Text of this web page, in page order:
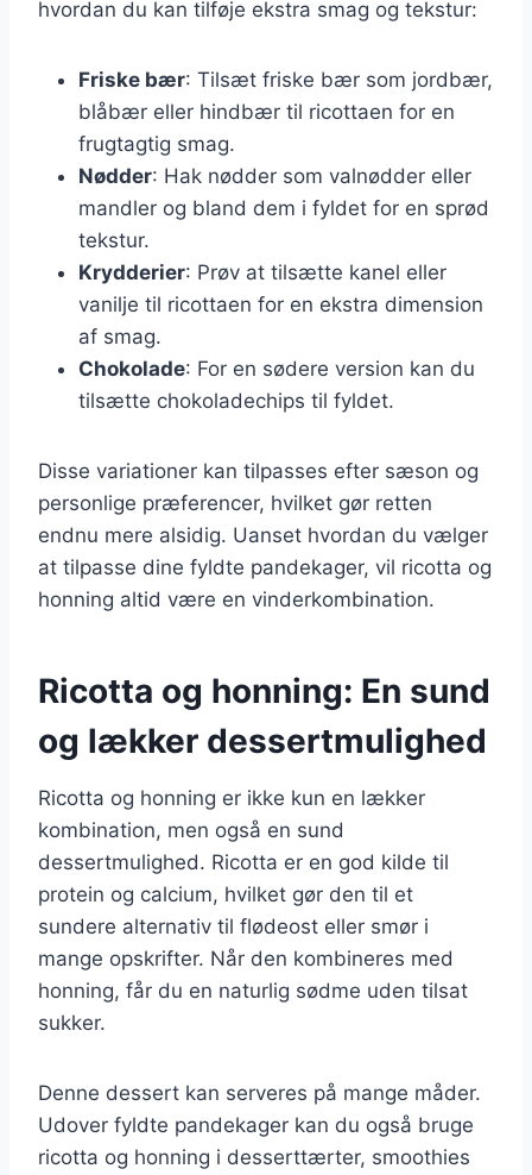
hvordan du kan tilføje ekstra smag og tekstur:
Friske bær: Tilsæt friske bær som jordbær,
blåbær eller hindbær til ricottaen for en
frugtagtig smag.
Nødder: Hak nødder som valnødder eller
mandler og bland dem i fyldet for en sprød
tekstur.
Krydderier: Prøv at tilsætte kanel eller
vanilje til ricottaen for en ekstra dimension
af smag.
Chokolade: For en sødere version kan du
tilsætte chokoladechips til fyldet.
Disse variationer kan tilpasses efter sæson og
personlige præferencer, hvilket gør retten
endnu mere alsidig. Uanset hvordan du vælger
at tilpasse dine fyldte pandekager, vil ricotta og
honning altid være en vinderkombination.
Ricotta og honning: En sund
og lækker dessertmulighed
Ricotta og honning er ikke kun en lækker
kombination, men også en sund
dessertmulighed. Ricotta er en god kilde til
protein og calcium, hvilket gør den til et
sundere alternativ til flødeost eller smør i
mange opskrifter. Når den kombineres med
honning, får du en naturlig sødme uden tilsat
sukker.
Denne dessert kan serveres på mange måder.
Udover fyldte pandekager kan du også bruge
ricotta og honning i desserttærter, smoothies